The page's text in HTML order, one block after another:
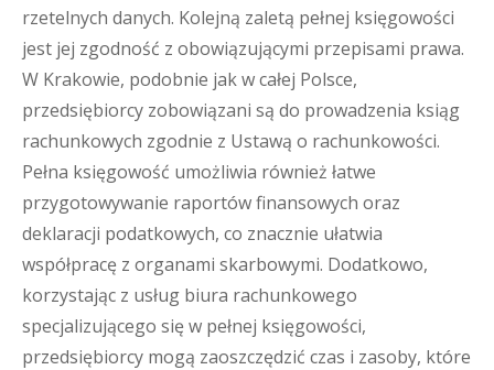
rzetelnych danych. Kolejną zaletą pełnej księgowości
jest jej zgodność z obowiązującymi przepisami prawa.
W Krakowie, podobnie jak w całej Polsce,
przedsiębiorcy zobowiązani są do prowadzenia ksiąg
rachunkowych zgodnie z Ustawą o rachunkowości.
Pełna księgowość umożliwia również łatwe
przygotowywanie raportów finansowych oraz
deklaracji podatkowych, co znacznie ułatwia
współpracę z organami skarbowymi. Dodatkowo,
korzystając z usług biura rachunkowego
specjalizującego się w pełnej księgowości,
przedsiębiorcy mogą zaoszczędzić czas i zasoby, które